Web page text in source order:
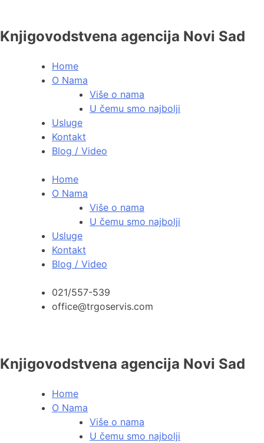
Knjigovodstvena agencija Novi Sad
Home
O Nama
Više o nama
U čemu smo najbolji
Usluge
Kontakt
Blog / Video
Home
O Nama
Više o nama
U čemu smo najbolji
Usluge
Kontakt
Blog / Video
021/557-539
office@trgoservis.com
Knjigovodstvena agencija Novi Sad
Home
O Nama
Više o nama
U čemu smo najbolji